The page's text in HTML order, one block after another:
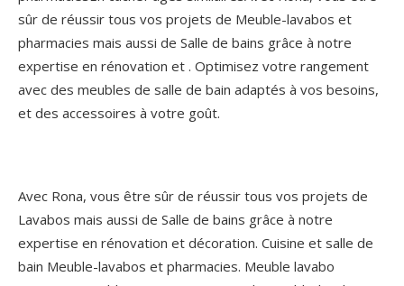
sûr de réussir tous vos projets de Meuble-lavabos et
pharmacies mais aussi de Salle de bains grâce à notre
expertise en rénovation et . Optimisez votre rangement
avec des meubles de salle de bain adaptés à vos besoins,
et des accessoires à votre goût.
Avec Rona, vous être sûr de réussir tous vos projets de
Lavabos mais aussi de Salle de bains grâce à notre
expertise en rénovation et décoration. Cuisine et salle de
bain Meuble-lavabos et pharmacies. Meuble lavabo